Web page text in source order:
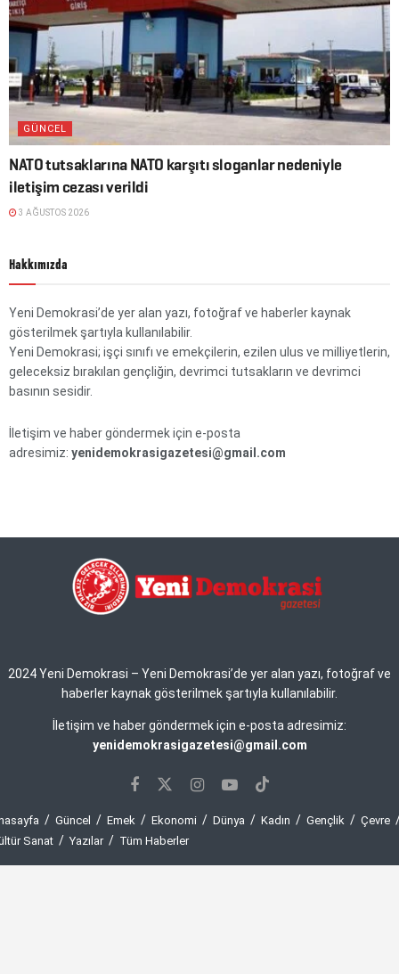
GÜNCEL
NATO tutsaklarına NATO karşıtı sloganlar nedeniyle
iletişim cezası verildi
3 AĞUSTOS 2026
Hakkımızda
Yeni Demokrasi’de yer alan yazı, fotoğraf ve haberler kaynak
gösterilmek şartıyla kullanılabilir.
Yeni Demokrasi; işçi sınıfı ve emekçilerin, ezilen ulus ve milliyetlerin,
geleceksiz bırakılan gençliğin, devrimci tutsakların ve devrimci
basının sesidir.
İletişim ve haber göndermek için e-posta
adresimiz: yenidemokrasigazetesi@gmail.com
2024 Yeni Demokrasi – Yeni Demokrasi’de yer alan yazı, fotoğraf ve
haberler kaynak gösterilmek şartıyla kullanılabilir.
İletişim ve haber göndermek için e-posta adresimiz:
yenidemokrasigazetesi@gmail.com
Güncel Emek Ekonomi Dünya Kadın Gençlik
Çevre
Sanat
Yazılar Tüm Haberler